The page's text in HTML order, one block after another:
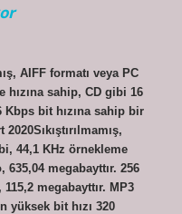
AIFF formatı veya PC
hızına sahip, CD gibi 16
Kbps bit hızına sahip bir
44,1 KHz örnekleme
635,04 megabayttır. 256
megabayttır. MP3
yüksek bit hızı 320